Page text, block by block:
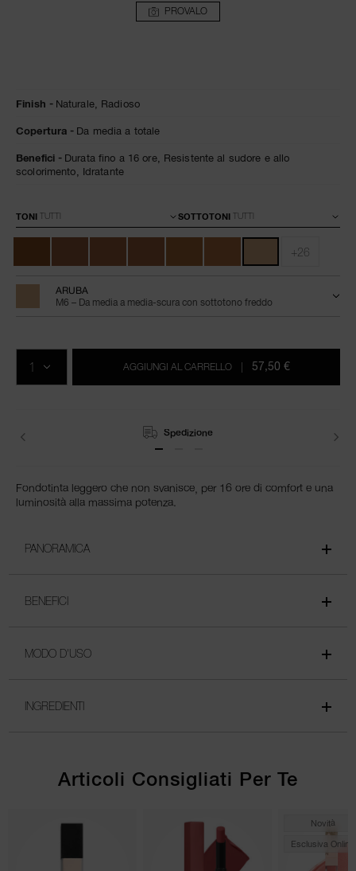
PROVALO
natural-
longwear-
n.
Finish Naturale, Radioso
Copertura Da media a totale
Benefici Durata fino a 16 ore, Resistente al sudore e allo
scolorimento, Idratante
Varianti
TONI SOTTOTONI
+26
ARUBA
M6 – Da media a media-scura con sottotono freddo
al
carrello
prodotto
QTÀ.
AGGIUNGI AL CARRELLO 57,50 €
Resi
Fondotinta leggero che non svanisce, per 16 ore di comfort e una
luminosità alla massima potenza.
PANORAMICA
BENEFICI
MODO D'USO
INGREDIENTI
Articoli Consigliati Per Te
Novità
Esclusiva Online